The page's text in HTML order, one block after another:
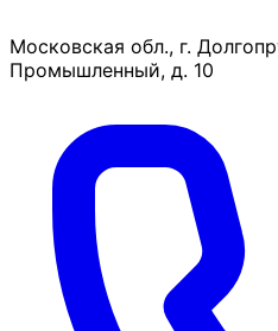
Московская обл., г.
Промышленный, д. 10